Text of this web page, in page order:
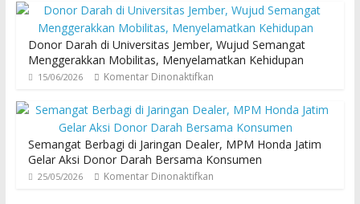
Donor Darah di Universitas Jember, Wujud Semangat
Menggerakkan Mobilitas, Menyelamatkan Kehidupan
15/06/2026 Komentar Dinonaktifkan
Semangat Berbagi di Jaringan Dealer, MPM Honda Jatim
Gelar Aksi Donor Darah Bersama Konsumen
25/05/2026 Komentar Dinonaktifkan